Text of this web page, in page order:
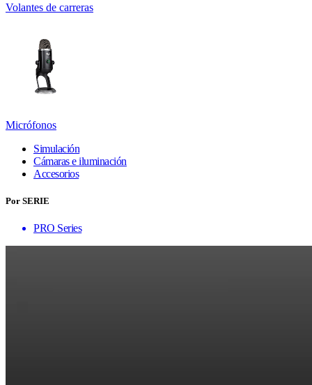
Volantes de carreras
Micrófonos
Simulación
Cámaras e iluminación
Accesorios
Por SERIE
PRO Series